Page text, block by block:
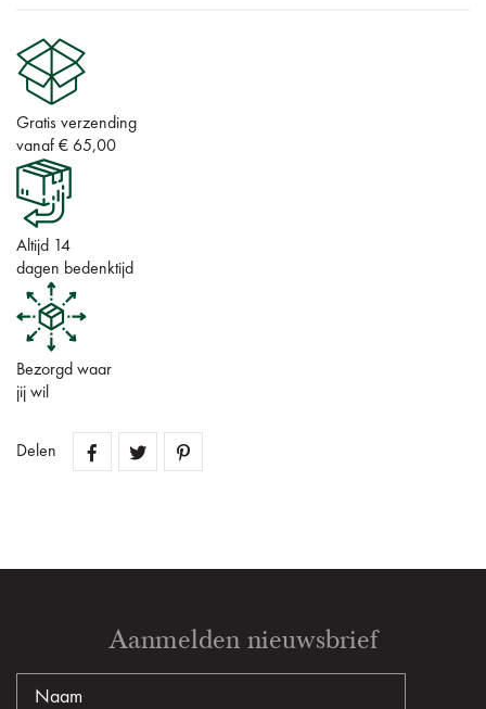
Gratis verzending
vanaf € 65,00
Altijd 14
dagen bedenktijd
Bezorgd waar
jij wil
Delen
Aanmelden nieuwsbrief